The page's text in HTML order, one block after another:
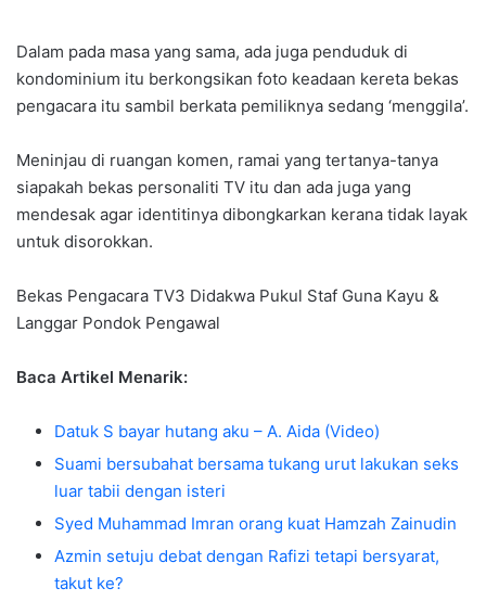
Dalam pada masa yang sama, ada juga penduduk di
kondominium itu berkongsikan foto keadaan kereta bekas
pengacara itu sambil berkata pemiliknya sedang ‘menggila’.
Meninjau di ruangan komen, ramai yang tertanya-tanya
siapakah bekas personaliti TV itu dan ada juga yang
mendesak agar identitinya dibongkarkan kerana tidak layak
untuk disorokkan.
Bekas Pengacara TV3 Didakwa Pukul Staf Guna Kayu &
Langgar Pondok Pengawal
Baca Artikel Menarik:
Datuk S bayar hutang aku – A. Aida (Video)
Suami bersubahat bersama tukang urut lakukan seks
luar tabii dengan isteri
Syed Muhammad Imran orang kuat Hamzah Zainudin
Azmin setuju debat dengan Rafizi tetapi bersyarat,
takut ke?